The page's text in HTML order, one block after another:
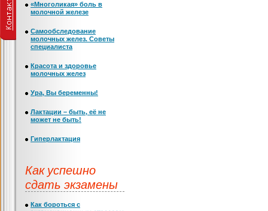
«Многоликая» боль в
молочной железе
Самообследование
молочных желез. Советы
специалиста
Красота и здоровье
молочных желез
Ура, Вы беременны!
Лактации – быть, её не
может не быть!
Гиперлактация
Как успешно
сдать экзамены
Как бороться с